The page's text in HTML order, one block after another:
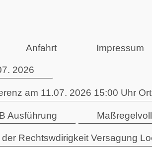
Anfahrt Impressum
2026
am 11.07. 2026 15:00 Uhr
Ausführung
Rechtswdirigkeit Versagung